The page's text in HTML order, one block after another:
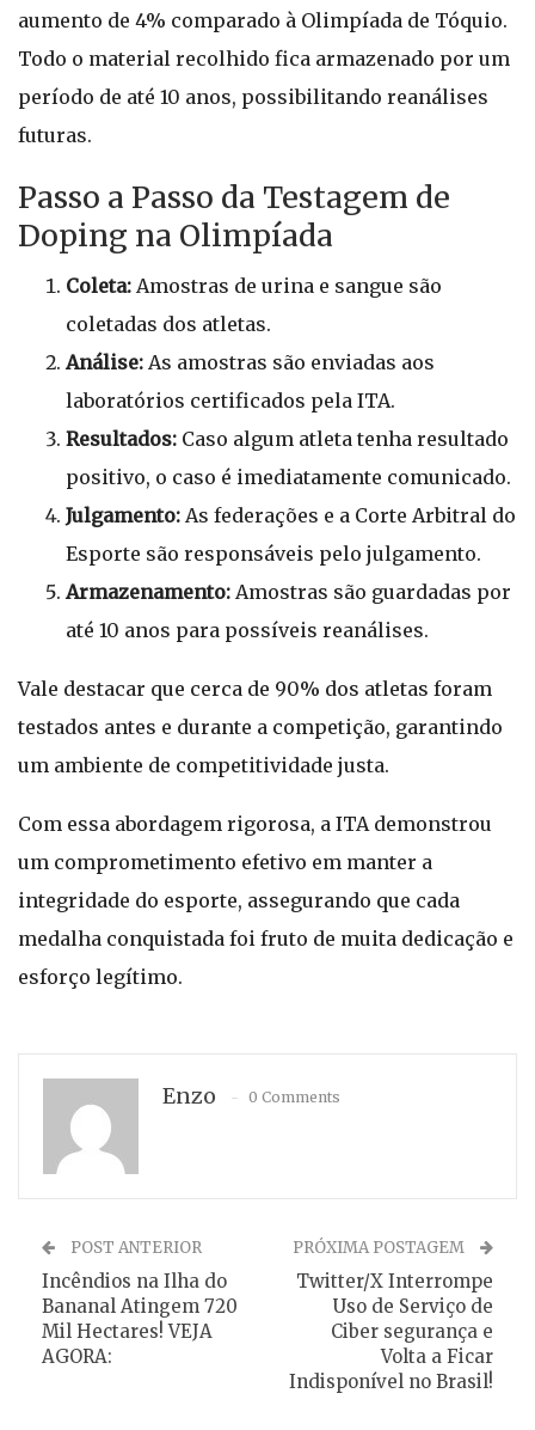
aumento de 4% comparado à Olimpíada de Tóquio.
Todo o material recolhido fica armazenado por um
período de até 10 anos, possibilitando reanálises
futuras.
Passo a Passo da Testagem de
Doping na Olimpíada
Coleta: Amostras de urina e sangue são
coletadas dos atletas.
Análise: As amostras são enviadas aos
laboratórios certificados pela ITA.
Resultados: Caso algum atleta tenha resultado
positivo, o caso é imediatamente comunicado.
Julgamento: As federações e a Corte Arbitral do
Esporte são responsáveis pelo julgamento.
Armazenamento: Amostras são guardadas por
até 10 anos para possíveis reanálises.
Vale destacar que cerca de 90% dos atletas foram
testados antes e durante a competição, garantindo
um ambiente de competitividade justa.
Com essa abordagem rigorosa, a ITA demonstrou
um comprometimento efetivo em manter a
integridade do esporte, assegurando que cada
medalha conquistada foi fruto de muita dedicação e
esforço legítimo.
Enzo 0 Comments
POST ANTERIOR
Incêndios na Ilha do
Bananal Atingem 720
Mil Hectares! VEJA
AGORA:
PRÓXIMA POSTAGEM
Twitter/X Interrompe
Uso de Serviço de
Ciber segurança e
Volta a Ficar
Indisponível no Brasil!